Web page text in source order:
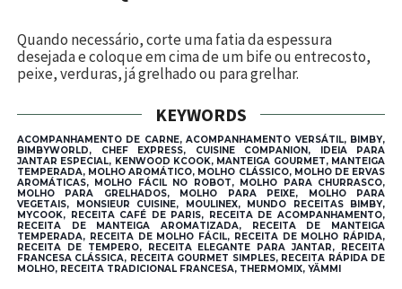
Quando necessário, corte uma fatia da espessura
desejada e coloque em cima de um bife ou entrecosto,
peixe, verduras, já grelhado ou para grelhar.
KEYWORDS
ACOMPANHAMENTO DE CARNE, ACOMPANHAMENTO VERSÁTIL, BIMBY,
BIMBYWORLD, CHEF EXPRESS, CUISINE COMPANION, IDEIA PARA
JANTAR ESPECIAL, KENWOOD KCOOK, MANTEIGA GOURMET, MANTEIGA
TEMPERADA, MOLHO AROMÁTICO, MOLHO CLÁSSICO, MOLHO DE ERVAS
AROMÁTICAS, MOLHO FÁCIL NO ROBOT, MOLHO PARA CHURRASCO,
MOLHO PARA GRELHADOS, MOLHO PARA PEIXE, MOLHO PARA
VEGETAIS, MONSIEUR CUISINE, MOULINEX, MUNDO RECEITAS BIMBY,
MYCOOK, RECEITA CAFÉ DE PARIS, RECEITA DE ACOMPANHAMENTO,
RECEITA DE MANTEIGA AROMATIZADA, RECEITA DE MANTEIGA
TEMPERADA, RECEITA DE MOLHO FÁCIL, RECEITA DE MOLHO RÁPIDA,
RECEITA DE TEMPERO, RECEITA ELEGANTE PARA JANTAR, RECEITA
FRANCESA CLÁSSICA, RECEITA GOURMET SIMPLES, RECEITA RÁPIDA DE
MOLHO, RECEITA TRADICIONAL FRANCESA, THERMOMIX, YÄMMI